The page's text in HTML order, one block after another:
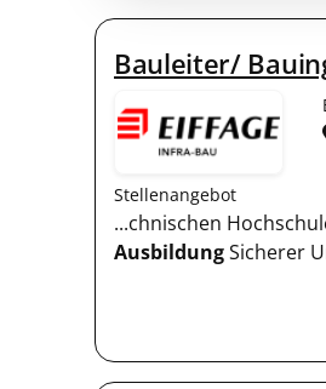
Bauleiter/
Stellenangebot
...chnischen
AusbildungSicherer